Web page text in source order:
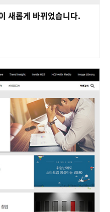
새롭게 바뀌었습니다.